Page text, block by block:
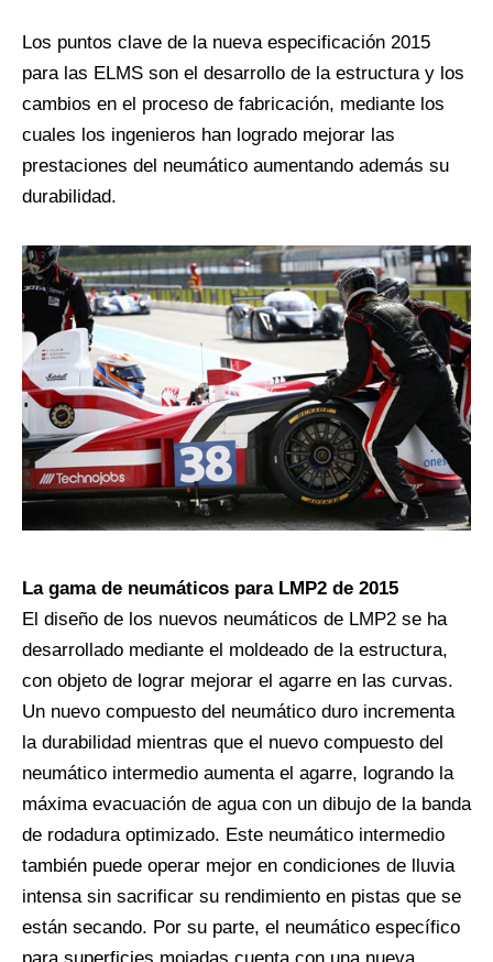
Los puntos clave de la nueva especificación 2015
para las ELMS son el desarrollo de la estructura y los
cambios en el proceso de fabricación, mediante los
cuales los ingenieros han logrado mejorar las
prestaciones del neumático aumentando además su
durabilidad.
La gama de neumáticos para LMP2 de 2015
El diseño de los nuevos neumáticos de LMP2 se ha
desarrollado mediante el moldeado de la estructura,
con objeto de lograr mejorar el agarre en las curvas.
Un nuevo compuesto del neumático duro incrementa
la durabilidad mientras que el nuevo compuesto del
neumático intermedio aumenta el agarre, logrando la
máxima evacuación de agua con un dibujo de la banda
de rodadura optimizado. Este neumático intermedio
también puede operar mejor en condiciones de lluvia
intensa sin sacrificar su rendimiento en pistas que se
están secando. Por su parte, el neumático específico